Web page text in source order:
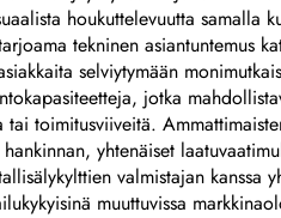
houkuttelevuutta
tekninen asiantuntemus
selviytymään
jotka
tai toimitusviiveitä.
yhtenäiset
valmistajan
muuttuvissa